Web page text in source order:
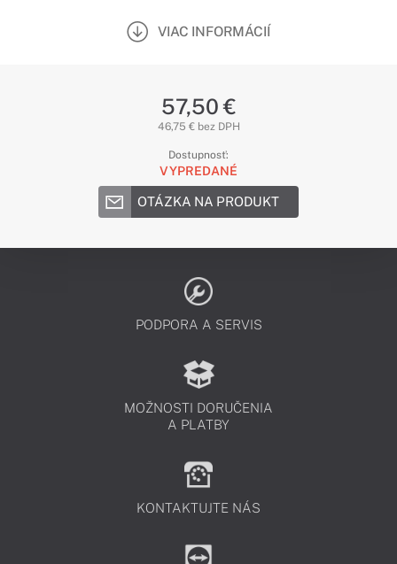
VIAC INFORMÁCIÍ
57,50 €
46,75 € bez DPH
Dostupnosť:
VYPREDANÉ
OTÁZKA NA PRODUKT
PODPORA A SERVIS
MOŽNOSTI DORUČENIA
A PLATBY
KONTAKTUJTE NÁS